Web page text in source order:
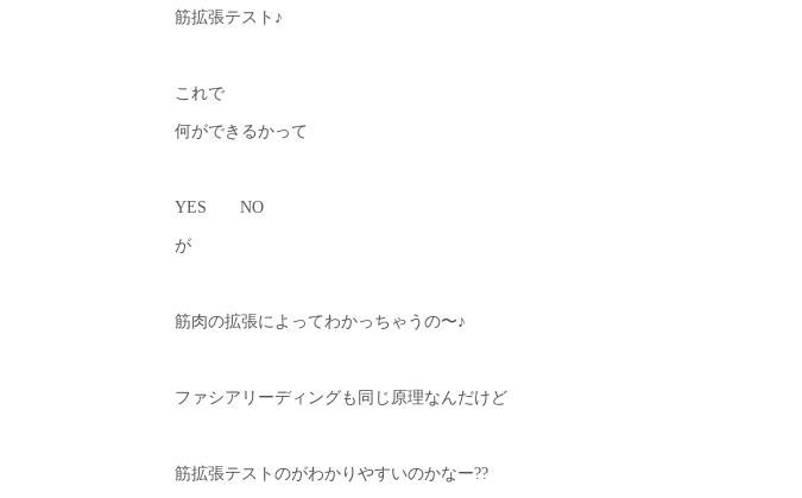
筋拡張テスト♪
これで
何ができるかって
YES NO
が
筋肉の拡張によってわかっちゃうの〜♪
ファシアリーディングも同じ原理なんだけど
筋拡張テストのがわかりやすいのかなー??